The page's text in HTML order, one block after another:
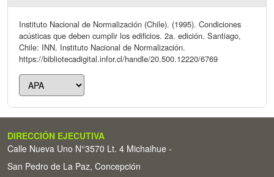
Instituto Nacional de Normalización (Chile). (1995). Condiciones
acústicas que deben cumplir los edificios. 2a. edición. Santiago,
Chile: INN. Instituto Nacional de Normalización.
https://bibliotecadigital.infor.cl/handle/20.500.12220/6769
DIRECCIÓN EJECUTIVA
Calle Nueva Uno N°3570 Lt. 4 Michaihue -
San Pedro de La Paz, Concepción